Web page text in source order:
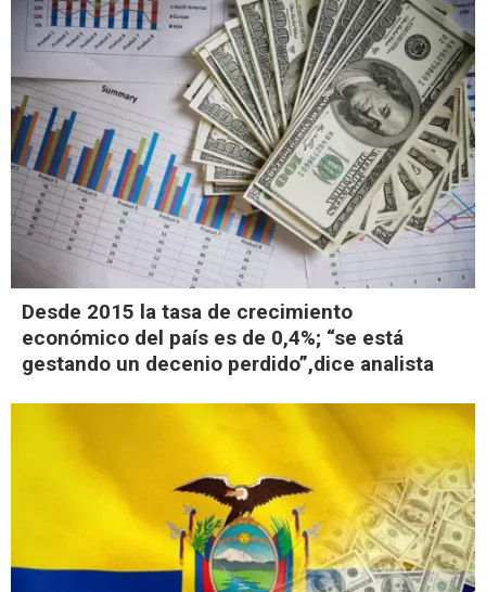
Desde 2015 la tasa de crecimiento
económico del país es de 0,4%; “se está
gestando un decenio perdido”,dice analista